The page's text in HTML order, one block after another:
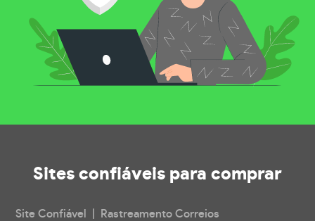
Sites confiáveis para comprar
Site Confiável | Rastreamento Correios